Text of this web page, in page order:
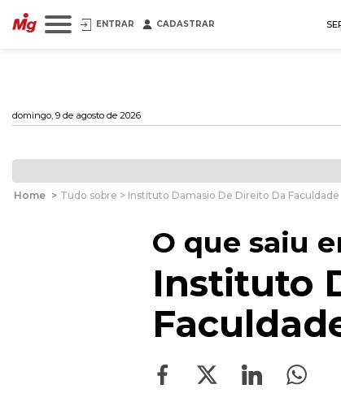
ENTRAR CADASTRAR
domingo, 9 de agosto de 2026
Home > Tudo sobre > Instituto Damasio De Direito Da Faculdade
O que saiu
Instituto